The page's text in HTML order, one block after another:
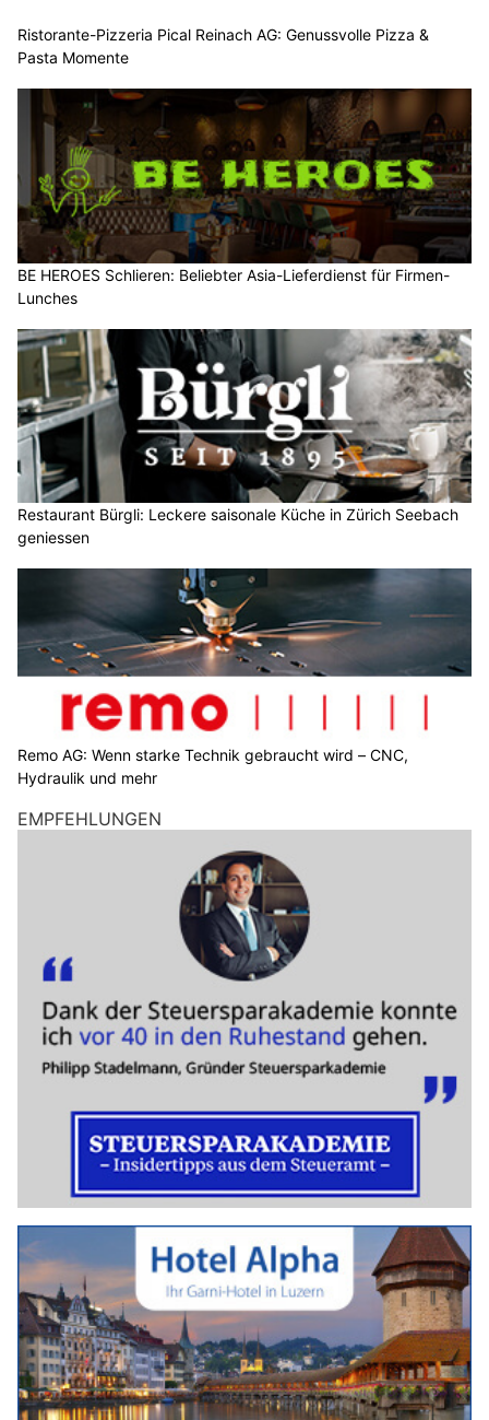
Ristorante-Pizzeria Pical Reinach AG: Genussvolle Pizza &
Pasta Momente
BE HEROES Schlieren: Beliebter Asia-Lieferdienst für Firmen-
Lunches
Restaurant Bürgli: Leckere saisonale Küche in Zürich Seebach
geniessen
Remo AG: Wenn starke Technik gebraucht wird – CNC,
Hydraulik und mehr
EMPFEHLUNGEN